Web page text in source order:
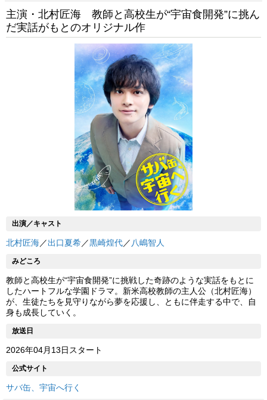
主演・北村匠海 教師と高校生が“宇宙食開発”に挑ん
だ実話がもとのオリジナル作
出演／キャスト
北村匠海／出口夏希／黒崎煌代／ 八嶋智人
みどころ
教師と高校生が“宇宙食開発”に挑戦した奇跡のような実話をもとに
したハートフルな学園ドラマ。新米高校教師の主人公（北村匠海）
が、生徒たちを見守りながら夢を応援し、ともに伴走する中で、自
身も成長していく。
放送日
2026年04月13日スタート
公式サイト
サバ缶、宇宙へ行く